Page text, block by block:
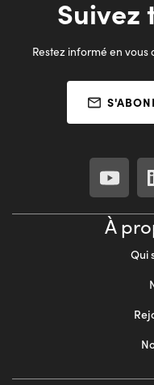
Suivez
Restez informé en vous
À
Qui